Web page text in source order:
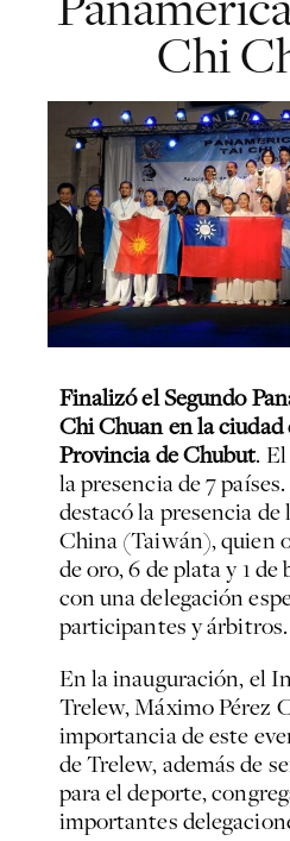
Chi
Finalizó el Segundo
Chi Chuan en la ciudad
Provincia de Chubut.
la presencia de 7
destacó la presencia de
China (Taiwán), quien
de oro, 6 de plata y 1
con una delegación
participantes y árbitros.
En la inauguración, el
Trelew, Máximo Pérez
importancia de este
de Trelew, además de
para el deporte,
importantes